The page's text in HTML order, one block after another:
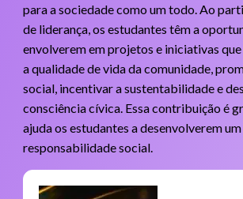
para a sociedade como um todo. Ao
de liderança, os estudantes têm a
envolverem em projetos e iniciativas
a qualidade de vida da comunidade,
social, incentivar a sustentabilidade e
consciência cívica. Essa contribuição é
ajuda os estudantes a desenvolverem
responsabilidade social.